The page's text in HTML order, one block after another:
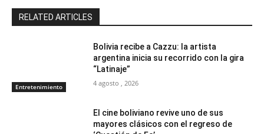
RELATED ARTICLES
Entretenimiento
Bolivia recibe a Cazzu: la artista
argentina inicia su recorrido con la gira
“Latinaje”
4 agosto , 2026
El cine boliviano revive uno de sus
mayores clásicos con el regreso de